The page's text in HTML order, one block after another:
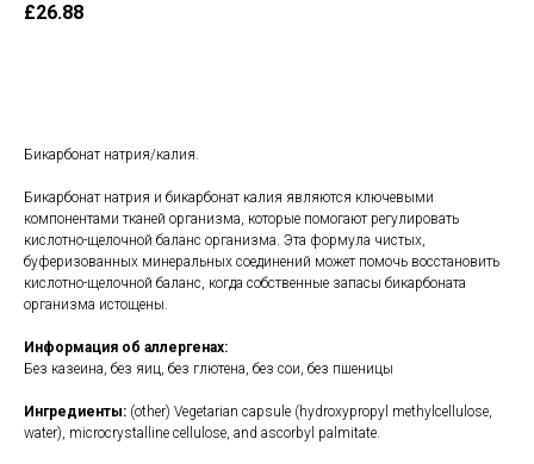
£26.88
Бикарбонат натрия/калия.
Бикарбонат натрия и бикарбонат калия являются ключевыми
компонентами тканей организма, которые помогают регулировать
кислотно-щелочной баланс организма. Эта формула чистых,
буферизованных минеральных соединений может помочь восстановить
кислотно-щелочной баланс, когда собственные запасы бикарбоната
организма истощены.
Информация об аллергенах:
Без казеина, без яиц, без глютена, без сои, без пшеницы
Ингредиенты: (other) Vegetarian capsule (hydroxypropyl methylcellulose,
water), microcrystalline cellulose, and ascorbyl palmitate.